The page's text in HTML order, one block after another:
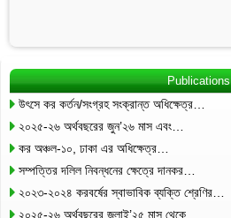
Publications
উৎসে কর কর্তন/সংগ্রহ সংক্রান্ত অধিক্ষেত্র…
২০২৫-২৬ অর্থবছরের জুন’২৬ মাস এবং…
কর অঞ্চল-১০, ঢাকা এর অধিক্ষেত্র…
সম্পত্তির দলিল নিবন্ধনের ক্ষেত্রে দানকর…
২০২৩-২০২৪ করবর্ষের স্বাভাবিক ব্যক্তি শ্রেণির…
২০২৫-২৬ অর্থবছরের জুলাই’২৫ মাস থেকে…